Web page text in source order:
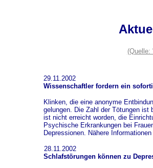
(Quelle:
29.11.2002
Wissenschaftler fordern ein
Klinken, die eine anonyme
gelungen. Die Zahl der Tötungen ist
ist nicht erreicht worden, die
Psychische Erkrankungen bei
Depressionen. Nähere
28.11.2002
Schlafstörungen können zu